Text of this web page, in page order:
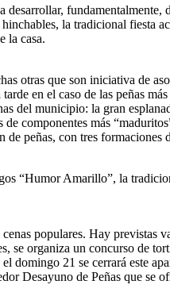
fundamentalmente,
la tradicional fiesta
la casa.
otras que son iniciativa de
en el caso de las peñas
del municipio: la gran
componentes más
peñas, con tres formaciones
“Humor Amarillo”, la
populares. Hay previstas
organiza un concurso de
domingo 21 se cerrará este
Desayuno de Peñas que se